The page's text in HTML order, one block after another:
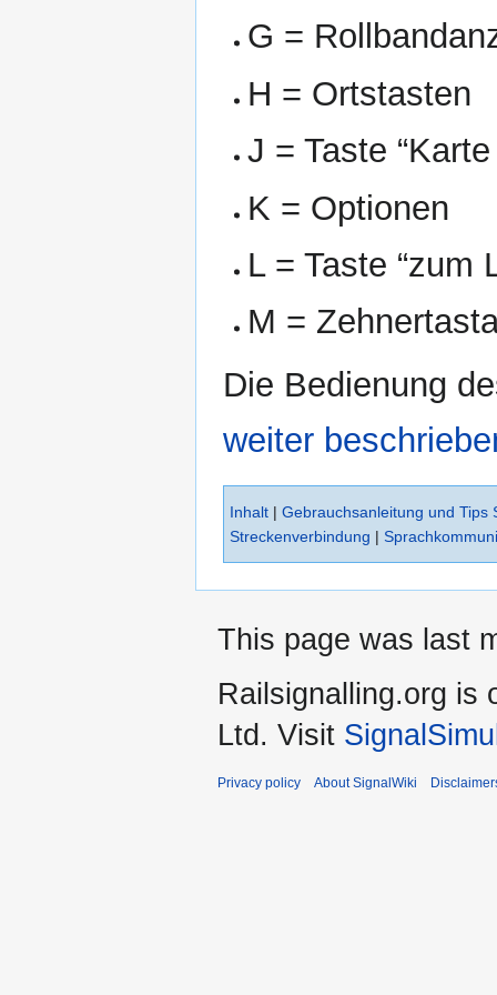
G =
H = Ortstasten
J = Taste
K = Optionen
L = Taste “zum
M =
Die Bedienung
weiter
Inhalt | Gebrauchsanleitung und Tips
Streckenverbindung |
This page was last
Railsignalling.org is
Ltd. Visit
Privacy policy About SignalWiki